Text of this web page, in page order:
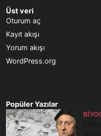
Üst veri
Oturum aç
Kayıt akışı
Yorum akışı
WordPress.org
Popüler Yazılar